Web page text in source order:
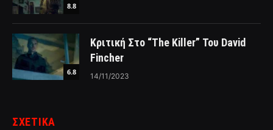
8.8
6.8
Κριτική Στο “The Killer” Του David
Fincher
14/11/2023
ΣΧΕΤΙΚΑ